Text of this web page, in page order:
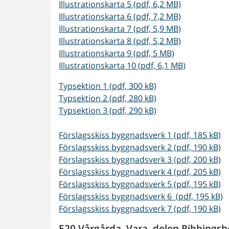
Illustrationskarta 5 (pdf, 6,2 MB)
Illustrationskarta 6 (pdf, 7,2 MB)
Illustrationskarta 7 (pdf, 5,9 MB)
Illustrationskarta 8 (pdf, 5,2 MB)
Illustrationskarta 9 (pdf, 5 MB)
Illustrationskarta 10 (pdf, 6,1 MB)
Typsektion 1 (pdf, 300 kB)
Typsektion 2 (pdf, 280 kB)
Typsektion 3 (pdf, 290 kB)
Förslagsskiss byggnadsverk 1 (pdf, 185 kB)
Förslagsskiss byggnadsverk 2 (pdf, 190 kB)
Förslagsskiss byggnadsverk 3 (pdf, 200 kB)
Förslagsskiss byggnadsverk 4 (pdf, 205 kB)
Förslagsskiss byggnadsverk 5 (pdf, 195 kB)
Förslagsskiss byggnadsverk 6 (pdf, 195 kB)
Förslagsskiss byggnadsverk 7 (pdf, 190 kB)